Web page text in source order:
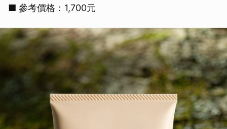
■ 參考價格：1,700元
取消